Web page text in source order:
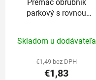
Premac obrubník
parkový s rovnou
hodnotenie
produktu
je
Skladom u dodávateľa
€1,49 bez DPH
€1,83